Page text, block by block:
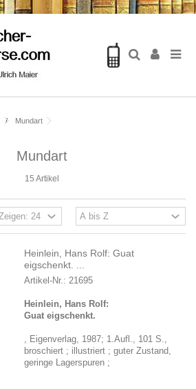
Mundart
Mundart
15 Artikel
Heinlein, Hans Rolf: Guat
eigschenkt. ...
Artikel-Nr.: 21695
Heinlein, Hans Rolf:
Guat eigschenkt.
, Eigenverlag, 1987; 1.Aufl., 101 S.,
broschiert ; illustriert ; guter Zustand,
geringe Lagerspuren ;